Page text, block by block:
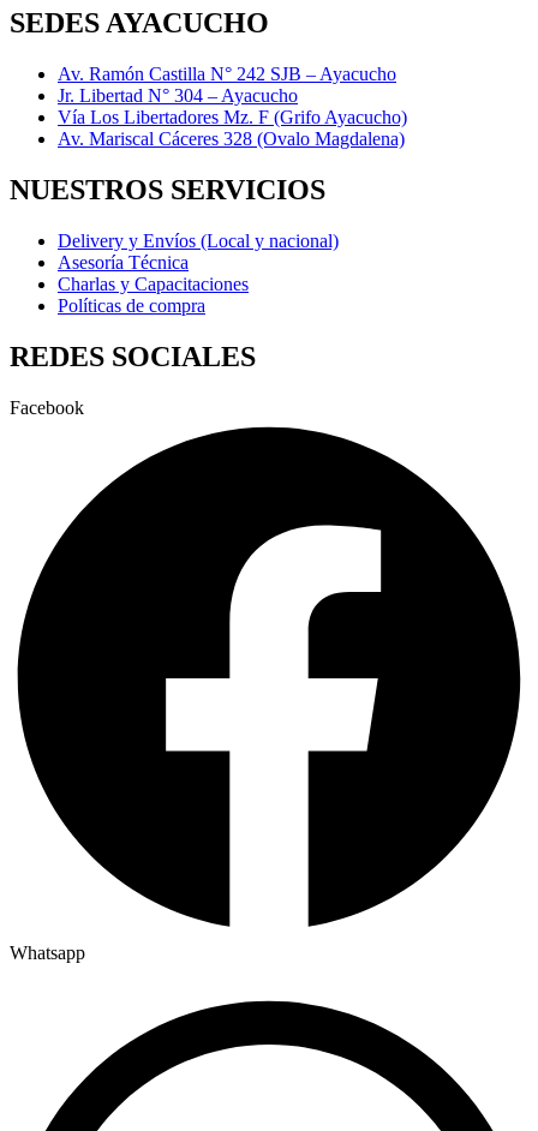
SEDES AYACUCHO
Av. Ramón Castilla N° 242 SJB – Ayacucho
Jr. Libertad N° 304 – Ayacucho
Vía Los Libertadores Mz. F (Grifo Ayacucho)
Av. Mariscal Cáceres 328 (Ovalo Magdalena)
NUESTROS SERVICIOS
Delivery y Envíos (Local y nacional)
Asesoría Técnica
Charlas y Capacitaciones
Políticas de compra
REDES SOCIALES
Facebook
Whatsapp